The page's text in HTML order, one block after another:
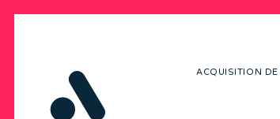
ACQUISITION DE